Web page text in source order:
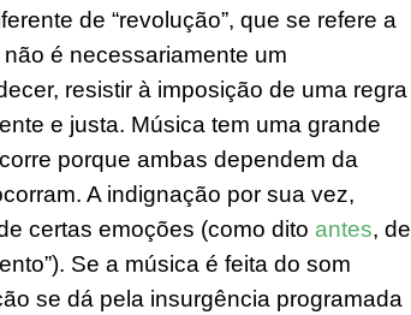
de “revolução”, que se refere a
não é necessariamente um
resistir à imposição de uma regra
e justa. Música tem uma grande
porque ambas dependem da
A indignação por sua vez,
certas emoções (como dito antes, de
Se a música é feita do som
se dá pela insurgência programada